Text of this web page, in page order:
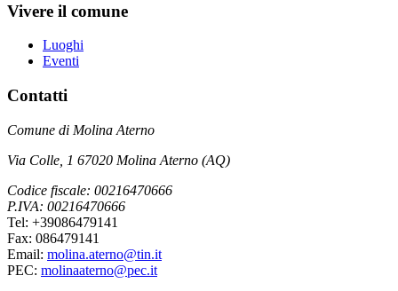
Vivere il comune
Luoghi
Eventi
Contatti
Comune di Molina Aterno
Via Colle, 1 67020 Molina Aterno (AQ)
Codice fiscale: 00216470666
P.IVA: 00216470666
Tel: +39086479141
Fax: 086479141
Email: molina.aterno@tin.it
PEC: molinaaterno@pec.it